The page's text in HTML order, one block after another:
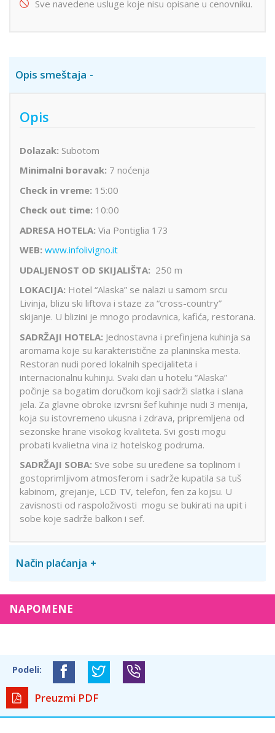
Sve navedene usluge koje nisu opisane u cenovniku.
Opis smeštaja
Opis
Dolazak: Subotom
Minimalni boravak: 7 noćenja
Check in vreme: 15:00
Check out time: 10:00
ADRESA HOTELA: Via Pontiglia 173
WEB: www.infolivigno.it
UDALJENOST OD SKIJALIŠTA: 250 m
LOKACIJA: Hotel “Alaska” se nalazi u samom srcu
Livinja, blizu ski liftova i staze za “cross-country”
skijanje. U blizini je mnogo prodavnica, kafića, restorana.
SADRŽAJI HOTELA: Jednostavna i prefinjena kuhinja sa
aromama koje su karakteristične za planinska mesta.
Restoran nudi pored lokalnih specijaliteta i
internacionalnu kuhinju. Svaki dan u hotelu “Alaska”
počinje sa bogatim doručkom koji sadrži slatka i slana
jela. Za glavne obroke izvrsni šef kuhinje nudi 3 menija,
koja su istovremeno ukusna i zdrava, pripremljena od
sezonske hrane visokog kvaliteta. Svi gosti mogu
probati kvalietna vina iz hotelskog podruma.
SADRŽAJI SOBA: Sve sobe su uređene sa toplinom i
gostoprimljivom atmosferom i sadrže kupatila sa tuš
kabinom, grejanje, LCD TV, telefon, fen za kojsu. U
zavisnosti od raspoloživosti mogu se bukirati na upit i
sobe koje sadrže balkon i sef.
Način plaćanja
NAPOMENE
Podeli:
Preuzmi PDF